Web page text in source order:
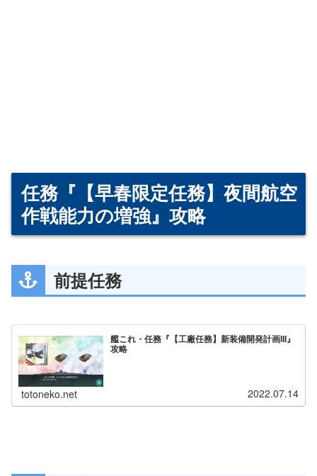
任務『【早春限定任務】夜間航空
作戦能力の増強』攻略
前提任務
艦これ・任務『【工廠任務】新装備開発計画III』
攻略
totoneko.net 2022.07.14